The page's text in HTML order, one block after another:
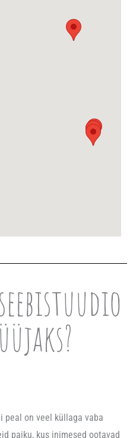
peal on veel küllaga vaba
paiku, kus inimesed ootavad